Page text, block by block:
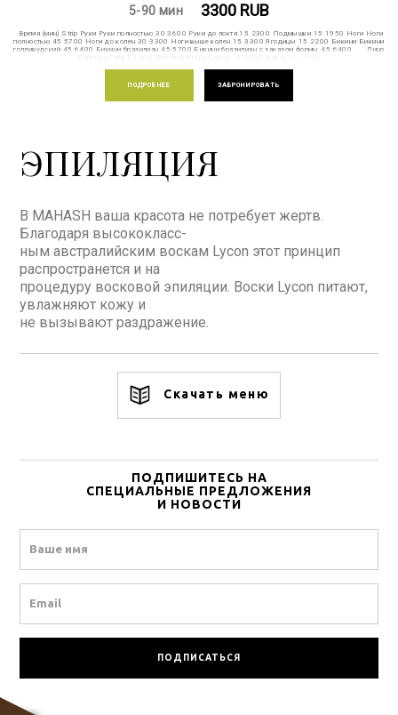
5-90 мин 3300 RUB
Время (мин) Strip Руки Руки полностью 30 3600 Руки до локтя 15 2300 Подмышки 15 1950 Ноги Ноги
полностью 45 5700 Ноги до колен 30 3300 Ноги выше колен 15 3300 Ягодицы 15 2200 Бикини Бикини
голливудский 45 6400 Бикини бразилиан 45 5700 Бикини бразилиан c заказом формы 45 6400 Лицо
ПОДРОБНЕЕ ЗАБРОНИРОВАТЬ
ЭПИЛЯЦИЯ
В MAHASH ваша красота не потребует жертв.
Благодаря высококласс-
ным австралийским воскам Lycon этот принцип
распространется и на
процедуру восковой эпиляции. Воски Lycon питают,
увлажняют кожу и
не вызывают раздражение.
Скачать меню
ПОДПИШИТЕСЬ НА
СПЕЦИАЛЬНЫЕ ПРЕДЛОЖЕНИЯ
И НОВОСТИ